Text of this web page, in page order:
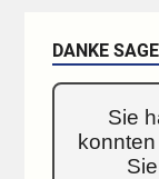
DANKE
Sie